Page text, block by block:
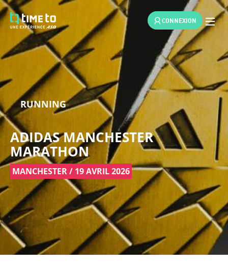
CONNEXION
RUNNING
ADIDAS MANCHESTER
MARATHON
MANCHESTER / 19 AVRIL 2026